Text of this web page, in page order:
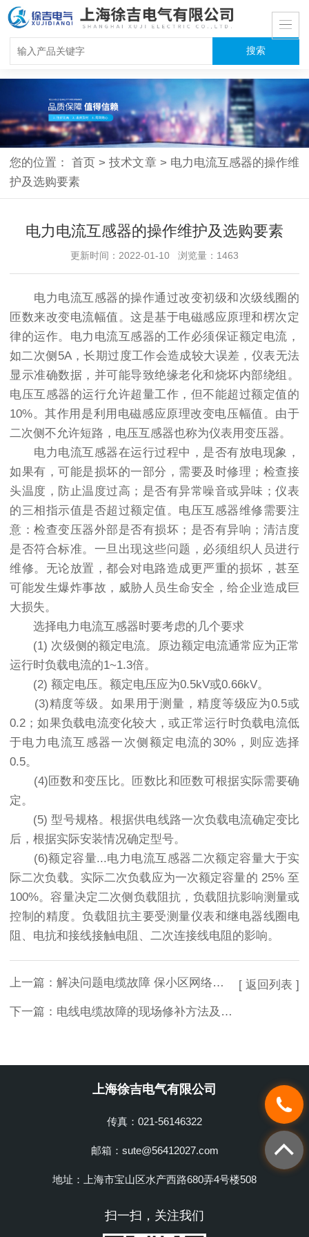
您的位置：首页 > 技术文章 > 电力电流互感器的操作维
护及选购要素
电力电流互感器的操作维护及选购要素
更新时间：2022-01-10 浏览量：1463
电力电流互感器的操作通过改变初级和次级线圈的
匝数来改变电流幅值。这是基于电磁感应原理和楞次定
律的运作。电力电流互感器的工作必须保证额定电流，
如二次侧5A，长期过度工作会造成较大误差，仪表无法
显示准确数据，并可能导致绝缘老化和烧坏内部绕组。
电压互感器的运行允许超量工作，但不能超过额定值的
10%。其作用是利用电磁感应原理改变电压幅值。由于
二次侧不允许短路，电压互感器也称为仪表用变压器。
电力电流互感器在运行过程中，是否有放电现象，
如果有，可能是损坏的一部分，需要及时修理；检查接
头温度，防止温度过高；是否有异常噪音或异味；仪表
的三相指示值是否超过额定值。电压互感器维修需要注
意：检查变压器外部是否有损坏；是否有异响；清洁度
是否符合标准。一旦出现这些问题，必须组织人员进行
维修。无论放置，都会对电路造成更严重的损坏，甚至
可能发生爆炸事故，威胁人员生命安全，给企业造成巨
大损失。
选择电力电流互感器时要考虑的几个要求
(1) 次级侧的额定电流。原边额定电流通常应为正常
运行时负载电流的1~1.3倍。
(2) 额定电压。额定电压应为0.5kV或0.66kV。
(3)精度等级。如果用于测量，精度等级应为0.5或
0.2；如果负载电流变化较大，或正常运行时负载电流低
于电力电流互感器一次侧额定电流的30%，则应选择
0.5。
(4)匝数和变压比。匝数比和匝数可根据实际需要确
定。
(5) 型号规格。根据供电线路一次负载电流确定变比
后，根据实际安装情况确定型号。
(6)额定容量...电力电流互感器二次额定容量大于实
际二次负载。实际二次负载应为一次额定容量的 25% 至
100%。容量决定二次侧负载阻抗，负载阻抗影响测量或
控制的精度。负载阻抗主要受测量仪表和继电器线圈电
阻、电抗和接线接触电阻、二次连接线电阻的影响。
上一篇： 解决问题电缆故障 保小区网络安全用电
下一篇： 电线电缆故障的现场修补方法及应注意的问题
[ 返回列表 ]
上海徐吉电气有限公司
传真：021-56146322
邮箱：sute@56412027.com
地址：上海市宝山区水产西路680弄4号楼508
扫一扫，关注我们